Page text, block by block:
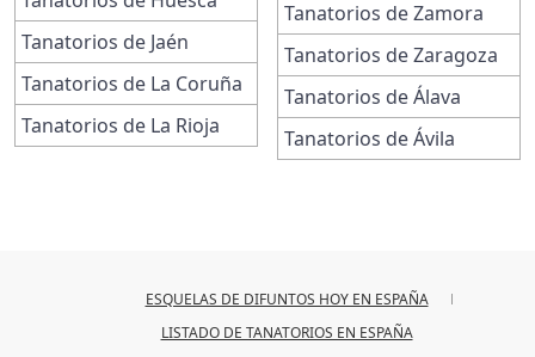
Tanatorios de Jaén
Tanatorios de La Coruña
Tanatorios de La Rioja
Tanatorios de Zamora
Tanatorios de Zaragoza
Tanatorios de Álava
Tanatorios de Ávila
ESQUELAS DE DIFUNTOS HOY EN ESPAÑA
LISTADO DE TANATORIOS EN ESPAÑA